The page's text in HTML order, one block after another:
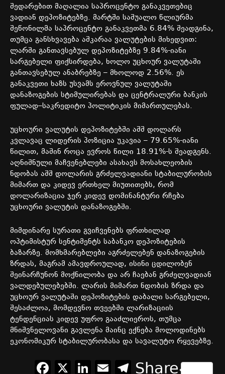
შედარებით მაღალია საპროცენტო განაკვეთებიც
ვადიან დეპოზიტებზე. მარტში საშუალო წლიურმა
შეწონილმა საპროცენტო განაკვეთმა 6.84% შეადგინა,
თუმცა განსხვავება აშკარაა ვალუტების მიხედვით:
ლარში განთავსებულ დეპოზიტებზე 9.84%-იანი
სარგებელი ფიქსირდება, ხოლო უცხოურ ვალუტაში
განთავსებულ ანაბრებზე – მხოლოდ 2.56%. ეს
განაკვეთი ხაზს უსვამს ეროვნულ ვალუტაში
დანაზოგების სტიმულირებას და ცენტრალური ბანკის
ფულად–საკრედიტო პოლიტიკის მიმართულებას.
უცხოური ვალუტის დეპოზიტებში აშშ დოლარს
კვლავაც ლიდერის პოზიცია უკავია – 79.65%-იანი
წილით, მაშინ როცა ევროს წილი 18.91%-ს შეადგენს.
აღნიშნული მაჩვენებლები ასახავს მოსახლეობის
ნდობას აშშ დოლარის გრძელვადიანი სტაბილურობის
მიმართ და კიდევ ერთხელ მიუთითებს, რომ
დოლარიზაცია ჯერ კიდევ დომინანტური რჩება
უცხოური ვალუტის დანაზოგებში.
მიმდინარე სურათი გვიჩვენებს ფრთხილად
ოპტიმისტურ სენტიმენტს საბანკო დეპოზიტების
ბაზარზე. მომხმარებლები აგრძელებენ დანაზოგების
ზრდას, მაგრამ ამავდროულად, ისინი ცდილობენ
შეინარჩუნონ მოქნილობა და არ ჩაებან გრძელვადიან
ვალდებულებებში. ლარის მიმართ ნდობის ზრდა და
უცხოურ ვალუტაში დეპოზიტების დაბალი სარგებელი,
შესაძლოა, მომდევნო თვეებში ლარიზაციის
ტენდენციას კიდევ უფრო გააძლიეროს, თუმცა
მნიშვნელოვანი გავლენა მაინც ექნება მოლოდინებს
ეკონომიკურ სტაბილურობასა და სავალუტო რყევებზე.
Facebook
X LinkedIn
EmailTelegram